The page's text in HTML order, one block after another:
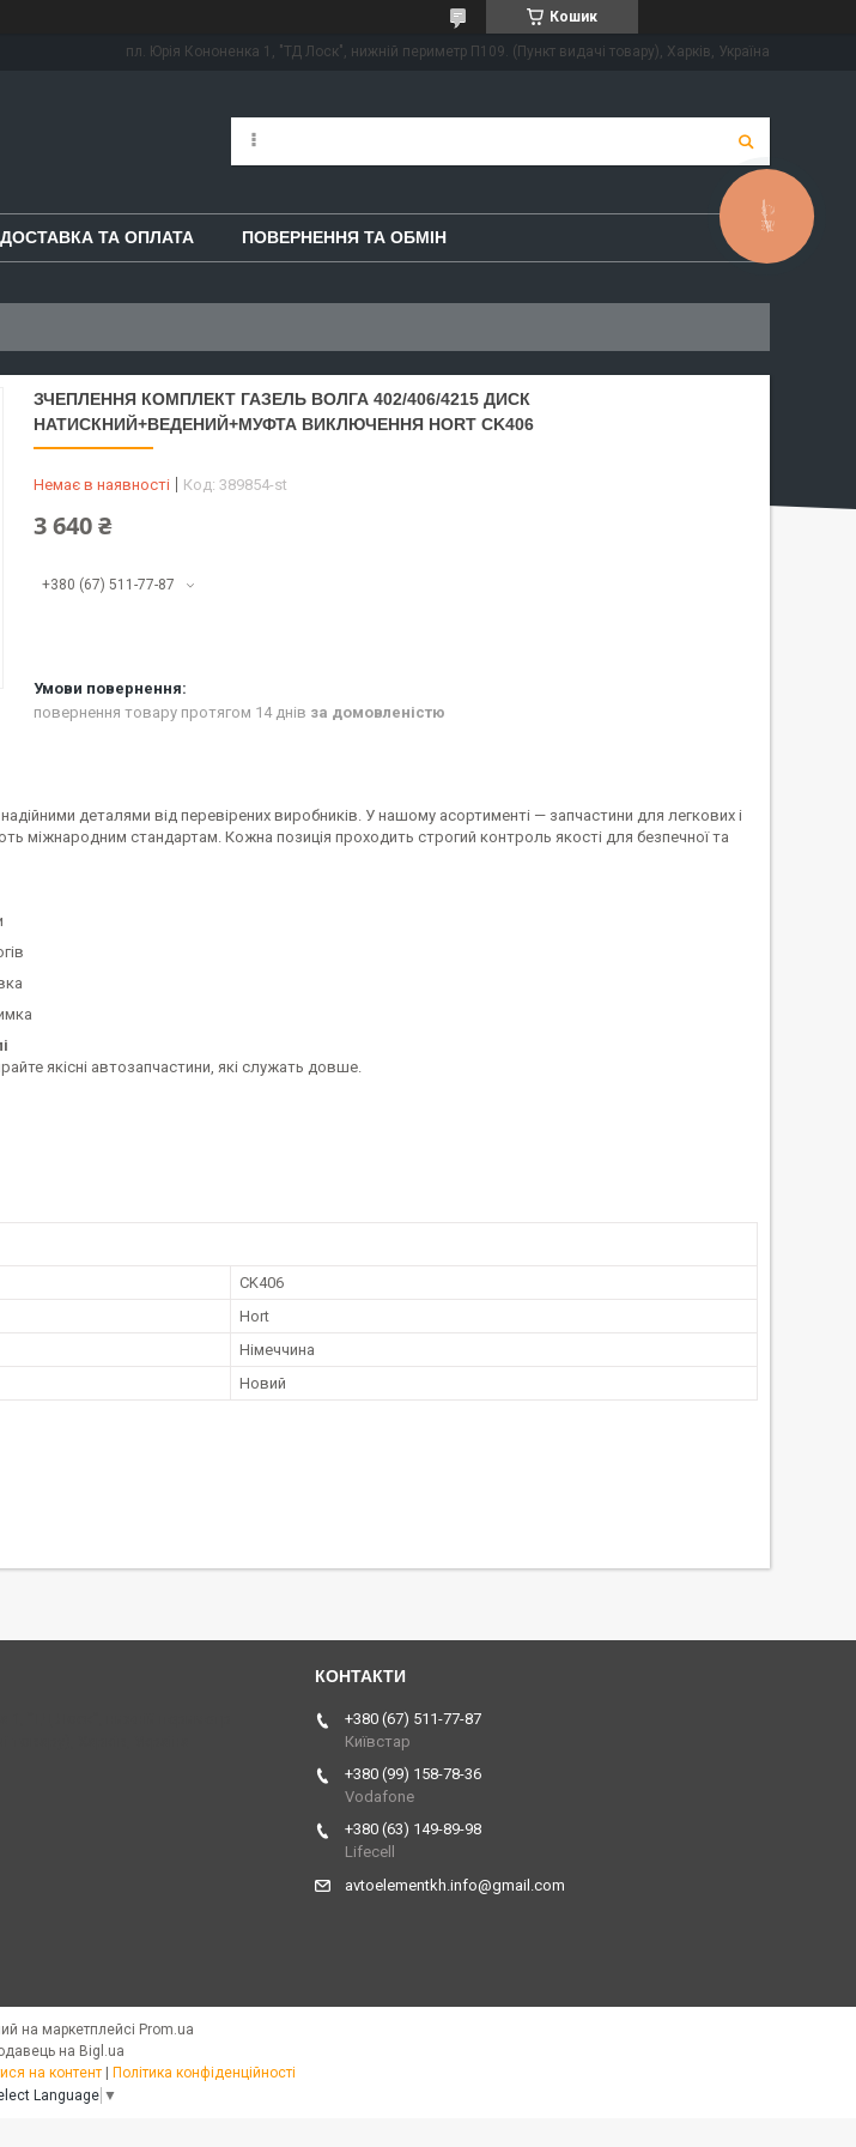
Кошик
пл. Юрія Кононенка 1, "ТД Лоск", нижній периметр П109. (Пункт видачі товару), Харків, Україна
ДОСТАВКА ТА ОПЛАТА ПОВЕРНЕННЯ ТА ОБМІН
ЗЧЕПЛЕННЯ КОМПЛЕКТ ГАЗЕЛЬ ВОЛГА 402/406/4215 ДИСК
НАТИСКНИЙ+ВЕДЕНИЙ+МУФТА ВИКЛЮЧЕННЯ HORT CK406
Немає в наявності Код: 389854-st
3 640 ₴
+380 (67) 511-77-87
повернення товару протягом 14 днів за домовленістю
деталями від перевірених виробників. У нашому асортименті — запчастини для легкових і
міжнародним стандартам. Кожна позиція проходить строгий контроль якості для безпечної та
якісні автозапчастини, які служать довше.
CK406
Hort
Німеччина
Новий
+380 (67) 511-77-87
Київстар
+380 (99) 158-78-36
Vodafone
+380 (63) 149-89-98
Lifecell
avtoelementkh.info@gmail.com
на маркетплейсі Prom.ua
на Bigl.ua
на контент
Політика конфіденційності
Language ▼
КНОПКА
ЗВ'ЯЗКУ